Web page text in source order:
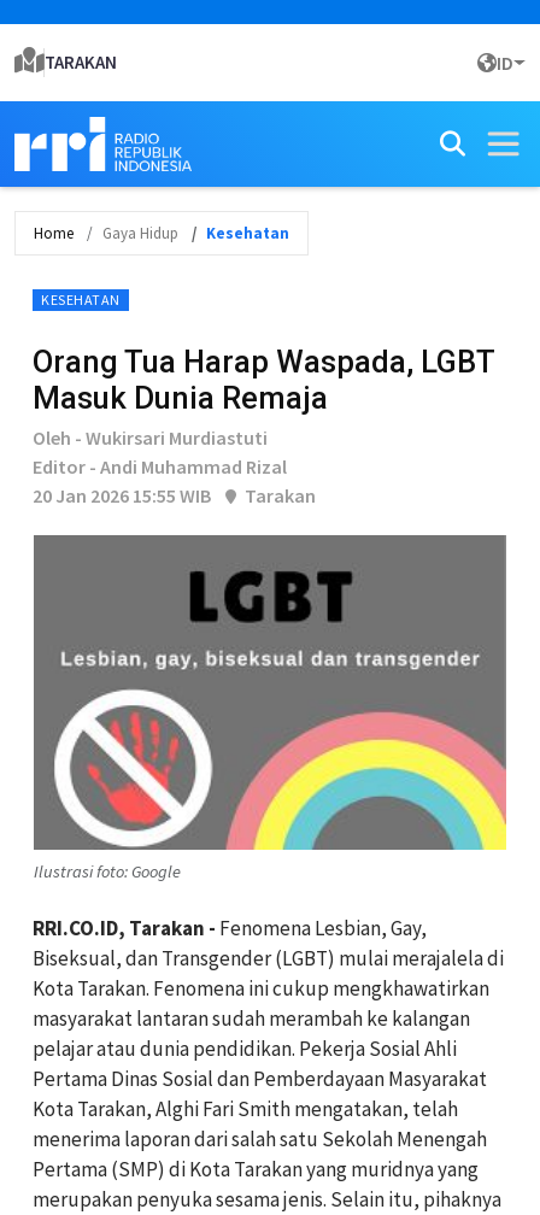
TARAKAN ID
Home Gaya Hidup Kesehatan
KESEHATAN
Orang Tua Harap Waspada, LGBT
Masuk Dunia Remaja
Oleh - Wukirsari Murdiastuti
Editor - Andi Muhammad Rizal
20 Jan 2026 15:55 WIB
Tarakan
Ilustrasi foto: Google
RRI.CO.ID, Tarakan - Fenomena Lesbian, Gay,
Biseksual, dan Transgender (LGBT) mulai merajalela di
Kota Tarakan. Fenomena ini cukup mengkhawatirkan
masyarakat lantaran sudah merambah ke kalangan
pelajar atau dunia pendidikan. Pekerja Sosial Ahli
Pertama Dinas Sosial dan Pemberdayaan Masyarakat
Kota Tarakan, Alghi Fari Smith mengatakan, telah
menerima laporan dari salah satu Sekolah Menengah
Pertama (SMP) di Kota Tarakan yang muridnya yang
merupakan penyuka sesama jenis. Selain itu, pihaknya